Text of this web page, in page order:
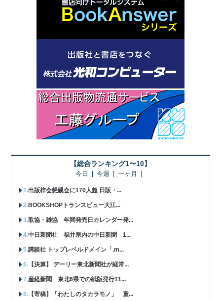
【総合ランキング1〜10】
今日 今週 一ヶ月
出版梓会懇親会に170人超 日販・...
BOOKSHOPトランスビュー大江...
取協・雑協 年間発売日カレンダー発...
中日新聞社 福井県内の中日新聞 1...
講談社 トップレベルドメイン「.m...
【決算】 デーリー東北新聞社が経常...
産経新聞 東北6県での紙版発行11...
【寄稿】「わたしのタカラモノ」 童...